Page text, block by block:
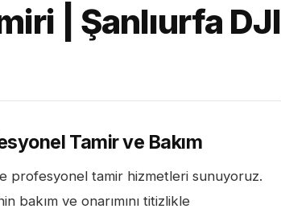
| Şanlıurfa DJI
Tamir ve Bakım
profesyonel tamir hizmetleri sunuyoruz.
bakım ve onarımını titizlikle